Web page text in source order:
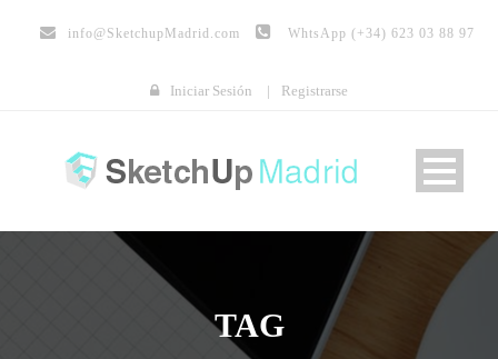
info@SketchupMadrid.com WhtsApp (+34) 623 03 88 97
Iniciar Sesión | Registrarse
TAG